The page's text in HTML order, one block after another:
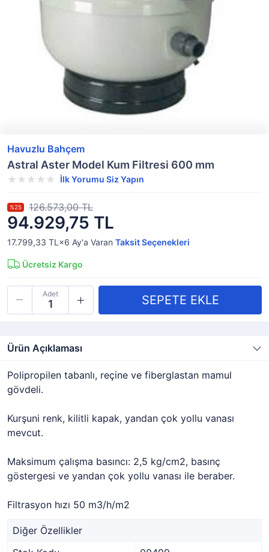
Havuzlu Bahçem
Astral Aster Model Kum Filtresi 600 mm
İlk Yorumu Siz Yapın
94.929,75 TL
%25 126.573,00 TL
17.799,33 TL×6 Ay'a Varan Taksit Seçenekleri
Ücretsiz Kargo
Adet
Ürün Açıklaması
Polipropilen tabanlı, reçine ve fiberglastan mamul
gövdeli.
Kurşuni renk, kilitli kapak, yandan çok yollu vanası
mevcut.
Maksimum çalışma basıncı: 2,5 kg/cm2, basınç
göstergesi ve yandan çok yollu vanası ile beraber.
Filtrasyon hızı 50 m3/h/m2
Diğer Özellikler